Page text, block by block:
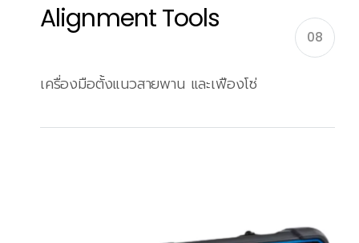
Alignment Tools
08
เครื่องมือตั้งแนวสายพาน และเฟืองโซ่